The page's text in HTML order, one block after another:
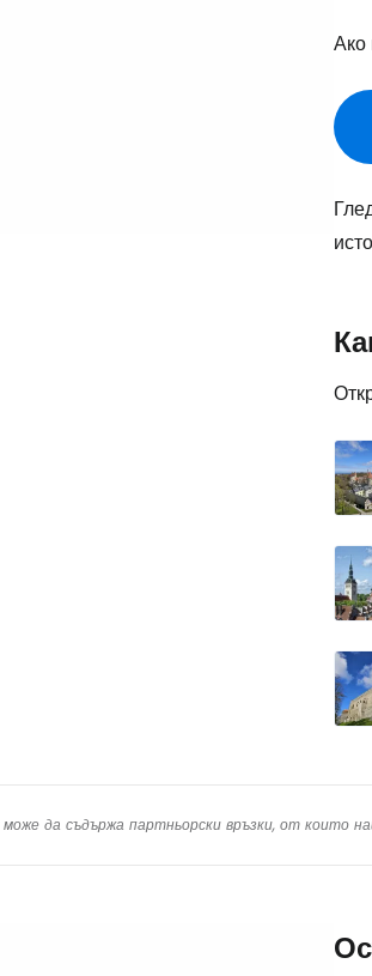
Ако
да съдържа партньорски връзки, от които